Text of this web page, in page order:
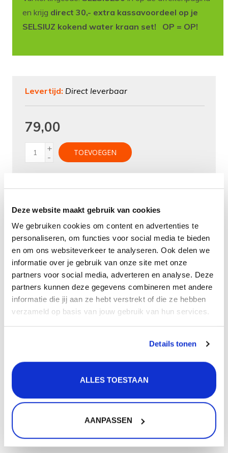
Deze website maakt gebruik van cookies
We gebruiken cookies om content en advertenties te
personaliseren, om functies voor social media te bieden
en om ons websiteverkeer te analyseren. Ook delen we
informatie over je gebruik van onze site met onze
partners voor social media, adverteren en analyse. Deze
partners kunnen deze gegevens combineren met andere
informatie die jij aan ze hebt verstrekt of die ze hebben
verzameld op basis van jouw gebruik van hun services.
Details tonen
ALLES TOESTAAN
AANPASSEN
en krijg direct 30,- extra kassavoordeel op je
SELSIUZ kokend water kraan set! OP = OP!
Levertijd: Direct leverbaar
79,00
+
-
TOEVOEGEN
Aan verlanglijst toevoegen
Gratisverzending vanaf 50 euro
Gratisretourneren
30 dagenbedenktijd
Levering in
heel Nederland en België
Productinformatie
oog, maar wil je meer dan 1,2 of 3 ledspots?
Dan zit je hier goed! Deze enkele ledspot kan worden
toegevoegd aan jouw verlichtingset en je kunt de set
uitbreiden zoals jij dat wenst!
LET OP! er kunnen maximaal 5 ledspots op 1 led-
driver, heb je meer ledspots nodig neem dan
contact op met onze klantenservice